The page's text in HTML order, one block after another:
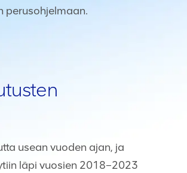
perusohjelmaan.
usean vuoden ajan, ja
läpi vuosien 2018–2023